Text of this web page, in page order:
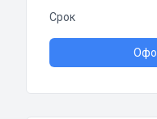
Срок